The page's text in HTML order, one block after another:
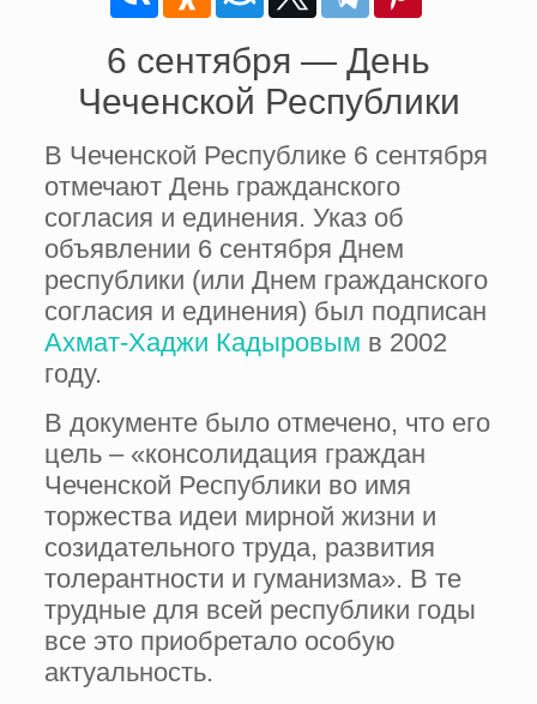
6 сентября — День
Чеченской Республики
В Чеченской Республике 6 сентября
отмечают День гражданского
согласия и единения. Указ об
объявлении 6 сентября Днем
республики (или Днем гражданского
согласия и единения) был подписан
Ахмат-Хаджи Кадыровым в 2002
году.
В документе было отмечено, что его
цель – «консолидация граждан
Чеченской Республики во имя
торжества идеи мирной жизни и
созидательного труда, развития
толерантности и гуманизма». В те
трудные для всей республики годы
все это приобретало особую
актуальность.